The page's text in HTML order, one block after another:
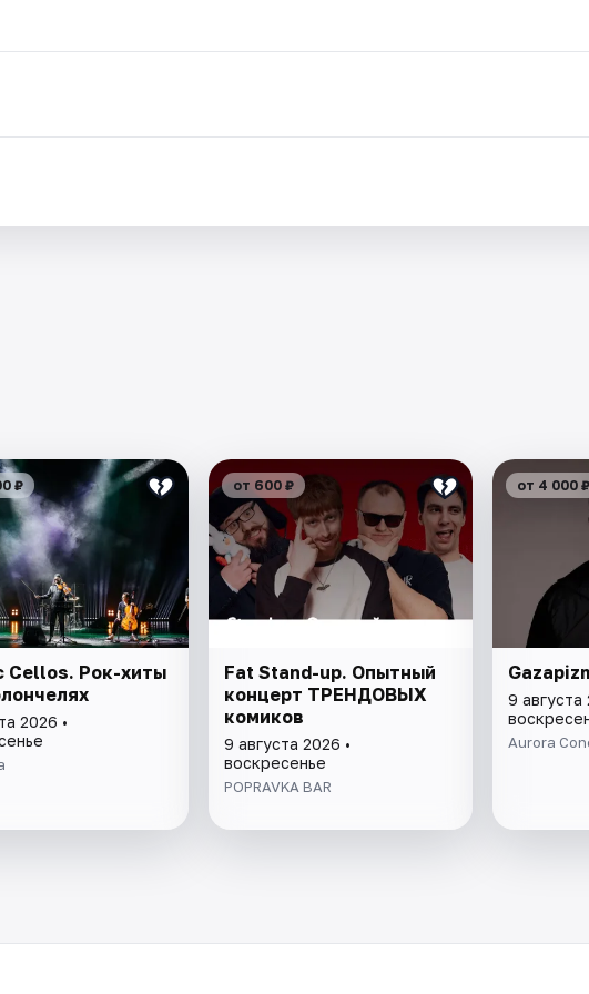
₽
Cellos. Рок-хиты
2026 •
от 600 ₽
Fat Stand-up. Опытный
концерт ТРЕНДОВЫХ
комиков
9 августа 2026 •
воскресенье
POPRAVKA BAR
от 4 000 ₽
9 августа
Aurora